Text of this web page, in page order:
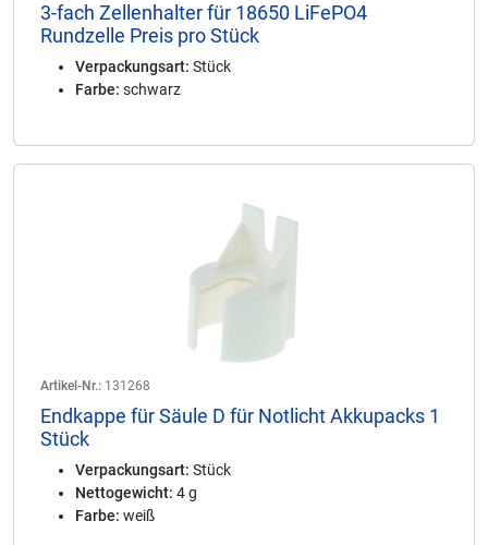
3-fach Zellenhalter für 18650 LiFePO4
Rundzelle Preis pro Stück
Verpackungsart: Stück
Farbe: schwarz
Artikel-Nr.: 131268
Endkappe für Säule D für Notlicht Akkupacks 1
Stück
Verpackungsart: Stück
Nettogewicht: 4 g
Farbe: weiß